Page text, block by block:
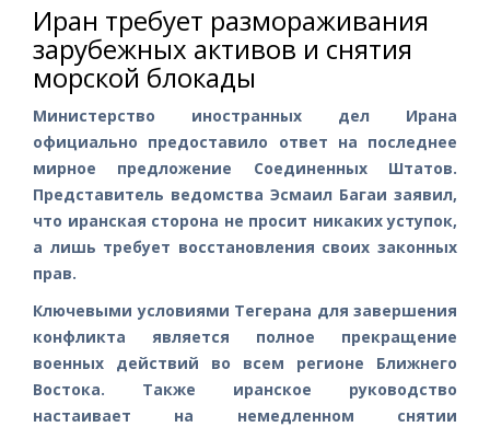
Иран требует размораживания
зарубежных активов и снятия
морской блокады
Министерство иностранных дел Ирана
официально предоставило ответ на последнее
мирное предложение Соединенных Штатов.
Представитель ведомства Эсмаил Багаи заявил,
что иранская сторона не просит никаких уступок,
а лишь требует восстановления своих законных
прав.
Ключевыми условиями Тегерана для завершения
конфликта является полное прекращение
военных действий во всем регионе Ближнего
Востока. Также иранское руководство
настаивает на немедленном снятии